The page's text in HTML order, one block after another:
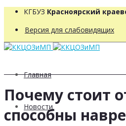
КГБУЗ Красноярский
Версия для слабовидящих
Главная
Новости
Почему стоит
способны